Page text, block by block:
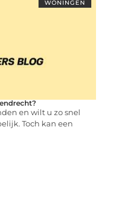
WONINGEN
en wilt u zo snel
Toch kan een